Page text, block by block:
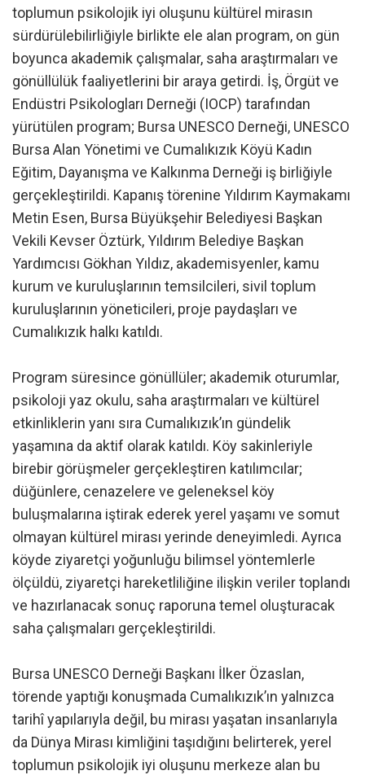
toplumun psikolojik iyi oluşunu kültürel mirasın
sürdürülebilirliğiyle birlikte ele alan program, on gün
boyunca akademik çalışmalar, saha araştırmaları ve
gönüllülük faaliyetlerini bir araya getirdi. İş, Örgüt ve
Endüstri Psikologları Derneği (IOCP) tarafından
yürütülen program; Bursa UNESCO Derneği, UNESCO
Bursa Alan Yönetimi ve Cumalıkızık Köyü Kadın
Eğitim, Dayanışma ve Kalkınma Derneği iş birliğiyle
gerçekleştirildi. Kapanış törenine Yıldırım Kaymakamı
Metin Esen, Bursa Büyükşehir Belediyesi Başkan
Vekili Kevser Öztürk, Yıldırım Belediye Başkan
Yardımcısı Gökhan Yıldız, akademisyenler, kamu
kurum ve kuruluşlarının temsilcileri, sivil toplum
kuruluşlarının yöneticileri, proje paydaşları ve
Cumalıkızık halkı katıldı.
Program süresince gönüllüler; akademik oturumlar,
psikoloji yaz okulu, saha araştırmaları ve kültürel
etkinliklerin yanı sıra Cumalıkızık’ın gündelik
yaşamına da aktif olarak katıldı. Köy sakinleriyle
birebir görüşmeler gerçekleştiren katılımcılar;
düğünlere, cenazelere ve geleneksel köy
buluşmalarına iştirak ederek yerel yaşamı ve somut
olmayan kültürel mirası yerinde deneyimledi. Ayrıca
köyde ziyaretçi yoğunluğu bilimsel yöntemlerle
ölçüldü, ziyaretçi hareketliliğine ilişkin veriler toplandı
ve hazırlanacak sonuç raporuna temel oluşturacak
saha çalışmaları gerçekleştirildi.
Bursa UNESCO Derneği Başkanı İlker Özaslan,
törende yaptığı konuşmada Cumalıkızık’ın yalnızca
tarihî yapılarıyla değil, bu mirası yaşatan insanlarıyla
da Dünya Mirası kimliğini taşıdığını belirterek, yerel
toplumun psikolojik iyi oluşunu merkeze alan bu